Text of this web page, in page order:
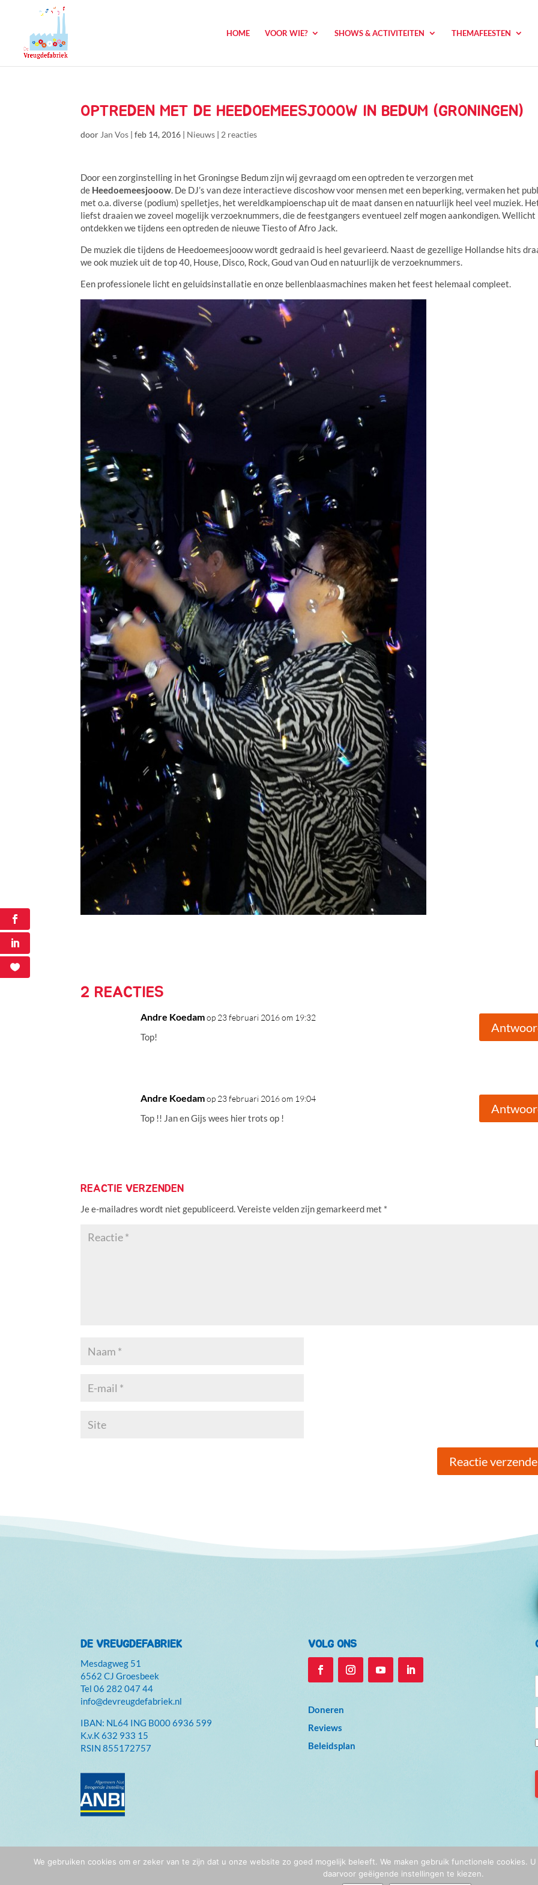
HOME VOOR WIE? SHOWS & ACTIVITEITEN THEMAFEESTEN
OPTREDEN MET DE HEEDOEMEESJOOOW IN BEDUM (GRONINGEN)
door Jan Vos |feb 14, 2016 | Nieuws | 2 reacties
Door een zorginstelling in het Groningse Bedum zijn wij gevraagd om een optreden te verzorgen met
de Heedoemeesjooow. De DJ’s van deze interactieve discoshow voor mensen met een beperking, vermaken het
met o.a. diverse (podium) spelletjes, het wereldkampioenschap uit de maat dansen en natuurlijk heel veel muziek.
liefst draaien we zoveel mogelijk verzoeknummers, die de feestgangers eventueel zelf mogen aankondigen. Wellicht
ontdekken we tijdens een optreden de nieuwe Tiesto of Afro Jack.
De muziek die tijdens de Heedoemeesjooow wordt gedraaid is heel gevarieerd. Naast de gezellige Hollandse hits
we ook muziek uit de top 40, House, Disco, Rock, Goud van Oud en natuurlijk de verzoeknummers.
Een professionele licht en geluidsinstallatie en onze bellenblaasmachines maken het feest helemaal compleet.
2 REACTIES
Andre Koedam op 23 februari 2016 om 19:32
Top!
Andre Koedam op 23 februari 2016 om 19:04
Top !! Jan en Gijs wees hier trots op !
REACTIE VERZENDEN
Je e-mailadres wordt niet gepubliceerd.Vereiste velden zijn gemarkeerd met *
DE VREUGDEFABRIEK
Mesdagweg 51
6562 CJ Groesbeek
Tel06 282 047 44
info@devreugdefabriek.nl
IBAN: NL64 ING B000 6936 599
K.v.K632 933 15
RSIN 855172757
VOLG ONS
Doneren
Reviews
Beleidsplan
Privacy| Algemene voorwaarden | Website & illustraties:
We gebruiken cookies om er zeker van te zijn dat u onze website zo goed mogelijk beleeft. We maken gebruik functionele cookies.
daarvoor geëigende instellingen te kiezen.